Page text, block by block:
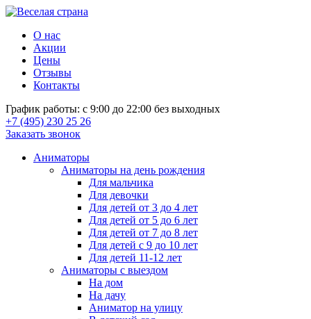
О нас
Акции
Цены
Отзывы
Контакты
График работы: с 9:00 до 22:00 без выходных
+7 (495) 230 25 26
Заказать звонок
Аниматоры
Аниматоры на день рождения
Для мальчика
Для девочки
Для детей от 3 до 4 лет
Для детей от 5 до 6 лет
Для детей от 7 до 8 лет
Для детей с 9 до 10 лет
Для детей 11-12 лет
Аниматоры с выездом
На дом
На дачу
Аниматор на улицу